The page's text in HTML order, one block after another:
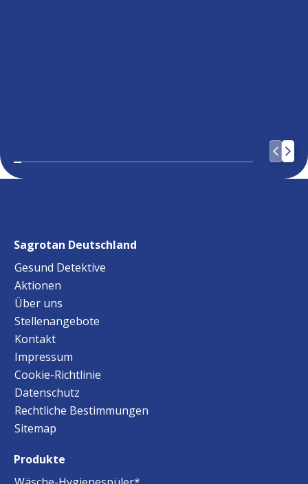
Sagrotan Deutschland
Gesund Detektive
Aktionen
Über uns
Stellenangebote
Kontakt
Impressum
Cookie-Richtlinie
Datenschutz
Rechtliche Bestimmungen
Sitemap
Produkte